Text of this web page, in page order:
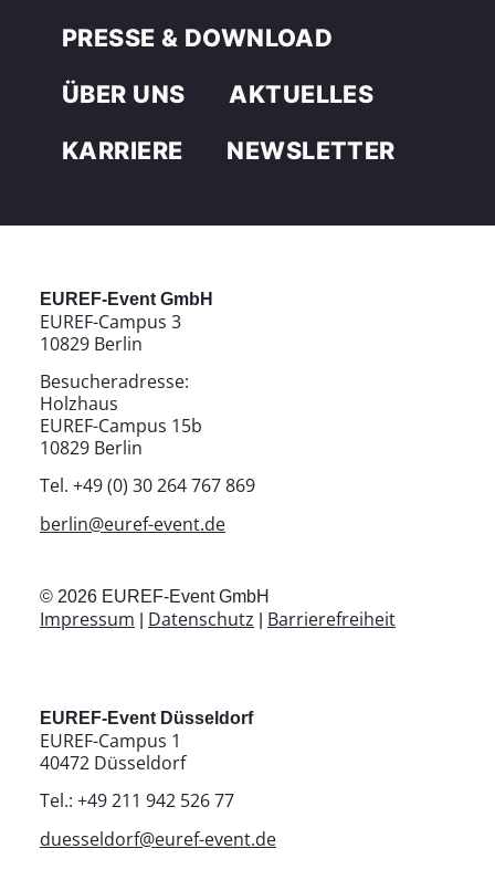
PRESSE & DOWNLOAD
ÜBER UNS
AKTUELLES
KARRIERE
NEWSLETTER
EUREF-Event GmbH
EUREF-Campus 3
10829 Berlin
Besucheradresse:
Holzhaus
EUREF-Campus 15b
10829 Berlin
Tel. +49 (0) 30 264 767 869
berlin@euref-event.de
© 2026 EUREF-Event GmbH
Impressum Datenschutz Barrierefreiheit
EUREF-Event Düsseldorf
EUREF-Campus 1
40472 Düsseldorf
Tel.: +49 211 942 526 77
duesseldorf@euref-event.de